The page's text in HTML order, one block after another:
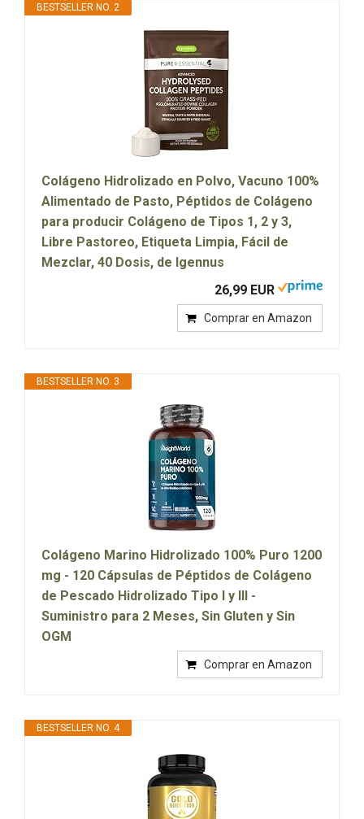
BESTSELLER NO. 2
Colágeno Hidrolizado en Polvo, Vacuno 100%
Alimentado de Pasto, Péptidos de Colágeno
para producir Colágeno de Tipos 1, 2 y 3,
Libre Pastoreo, Etiqueta Limpia, Fácil de
Mezclar, 40 Dosis, de Igennus
26,99 EUR
Comprar en Amazon
BESTSELLER NO. 3
Colágeno Marino Hidrolizado 100% Puro 1200
mg - 120 Cápsulas de Péptidos de Colágeno
de Pescado Hidrolizado Tipo I y III -
Suministro para 2 Meses, Sin Gluten y Sin
OGM
Comprar en Amazon
BESTSELLER NO. 4